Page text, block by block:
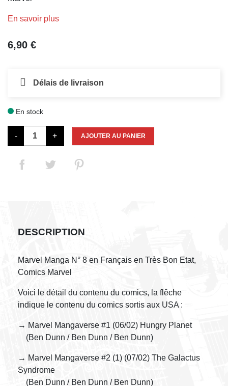
En savoir plus
6,90 €
Délais de livraison
En stock
- + AJOUTER AU PANIER
DESCRIPTION
Marvel Manga N° 8 en Français en Très Bon Etat,
Comics Marvel
Voici le détail du contenu du comics, la flêche
indique le contenu du comics sortis aux USA :
→ Marvel Mangaverse #1 (06/02) Hungry Planet
(Ben Dunn / Ben Dunn / Ben Dunn)
→ Marvel Mangaverse #2 (1) (07/02) The Galactus
Syndrome
(Ben Dunn / Ben Dunn / Ben Dunn)